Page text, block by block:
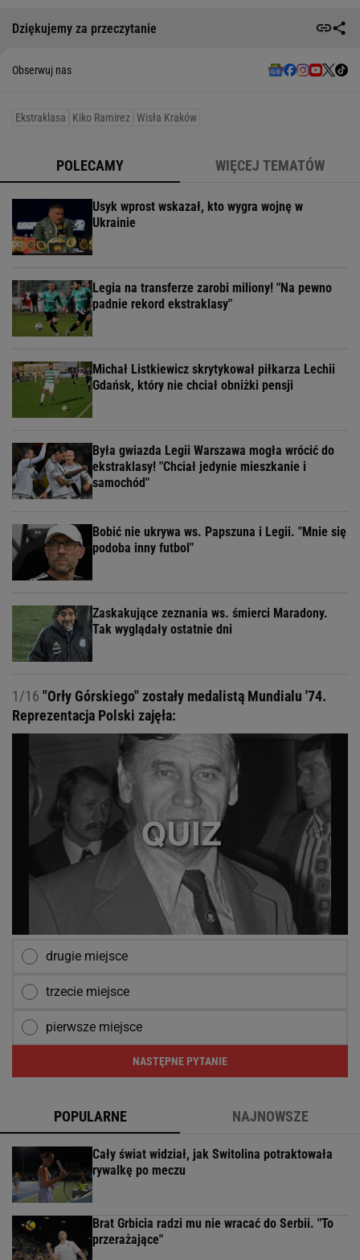
Dziękujemy za przeczytanie
Obserwuj nas
Ekstraklasa Kiko Ramirez Wisła Kraków
POLECAMY WIĘCEJ TEMATÓW
Usyk wprost wskazał, kto wygra wojnę w
Ukrainie
Legia na transferze zarobi miliony! "Na pewno
padnie rekord ekstraklasy"
Michał Listkiewicz skrytykował piłkarza Lechii
Gdańsk, który nie chciał obniżki pensji
Była gwiazda Legii Warszawa mogła wrócić do
ekstraklasy! "Chciał jedynie mieszkanie i
samochód"
Bobić nie ukrywa ws. Papszuna i Legii. "Mnie się
podoba inny futbol"
Zaskakujące zeznania ws. śmierci Maradony.
Tak wyglądały ostatnie dni
1/16 "Orły Górskiego" zostały medalistą Mundialu '74.
Reprezentacja Polski zajęła:
drugie miejsce
trzecie miejsce
pierwsze miejsce
NASTĘPNE PYTANIE
POPULARNE NAJNOWSZE
Cały świat widział, jak Switolina potraktowała
rywalkę po meczu
Brat Grbicia radzi mu nie wracać do Serbii. "To
przerażające"